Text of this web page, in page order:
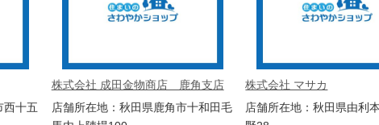
西十五
株式会社 成田金物商店 鹿角支店
店舗所在地：秋田県鹿角市十和田毛
株式会社 マサカ
店舗所在地：秋田県由利